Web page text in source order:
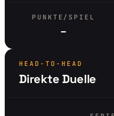
PUNKTE/SPIEL
–
HEAD-TO-HEAD
Direkte Duelle